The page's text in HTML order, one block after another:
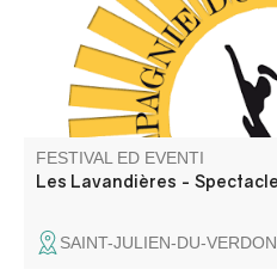
d'objets liés aux lavoirs.
FESTIVAL ED EVENTI
Les Lavandières -
SAINT-JULIEN-DU-